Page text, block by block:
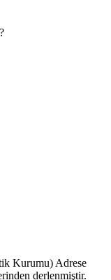
Kurumu) Adrese
derlenmiştir.